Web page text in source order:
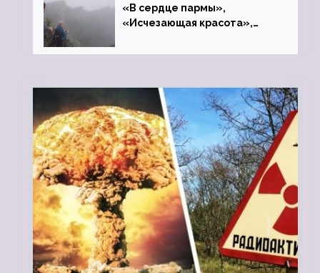
«В сердце пармы»,
«Исчезающая красота»,